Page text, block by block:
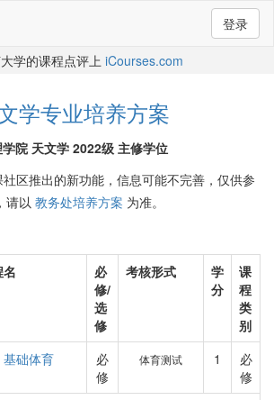
登录
学的课程点评上 iCourses.com
学专业培养方案
院 天文学 2022级 主修学位
区推出的新功能，信息可能不完善，仅供参
请以 教务处培养方案 为准。
必
修/
选
修
考核形式
学
分
课
程
类
别
基础体育
必
修
体育测试 1
必
修